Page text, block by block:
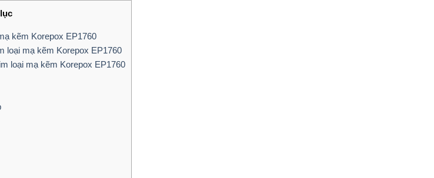
kẽm Korepox EP1760
loại mạ kẽm Korepox EP1760
loại mạ kẽm Korepox EP1760